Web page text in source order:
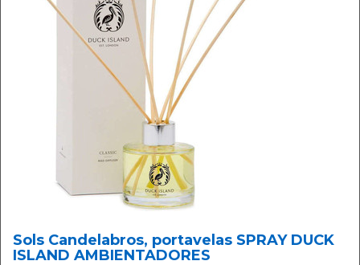
Sols Candelabros, portavelas SPRAY DUCK
ISLAND AMBIENTADORES